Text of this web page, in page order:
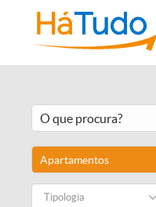
Apartamentos
Tipologia